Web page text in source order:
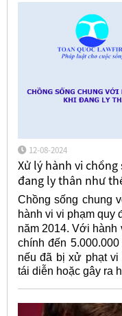
12-08-2024
Xử lý hành vi
đang ly thân như
Chồng sống chung
hành vi vi phạm quy
năm 2014. Với hành
chính đến
nếu đã bị xử phạt vi
tái diễn hoặc gây ra